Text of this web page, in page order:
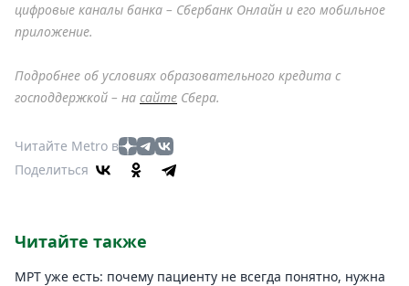
цифровые каналы банка – Сбербанк Онлайн и его мобильное
приложение.
Подробнее об условиях образовательного кредита с
господдержкой – на сайте Сбера.
Читайте Metro в
Поделиться
Читайте также
МРТ уже есть: почему пациенту не всегда понятно, нужна